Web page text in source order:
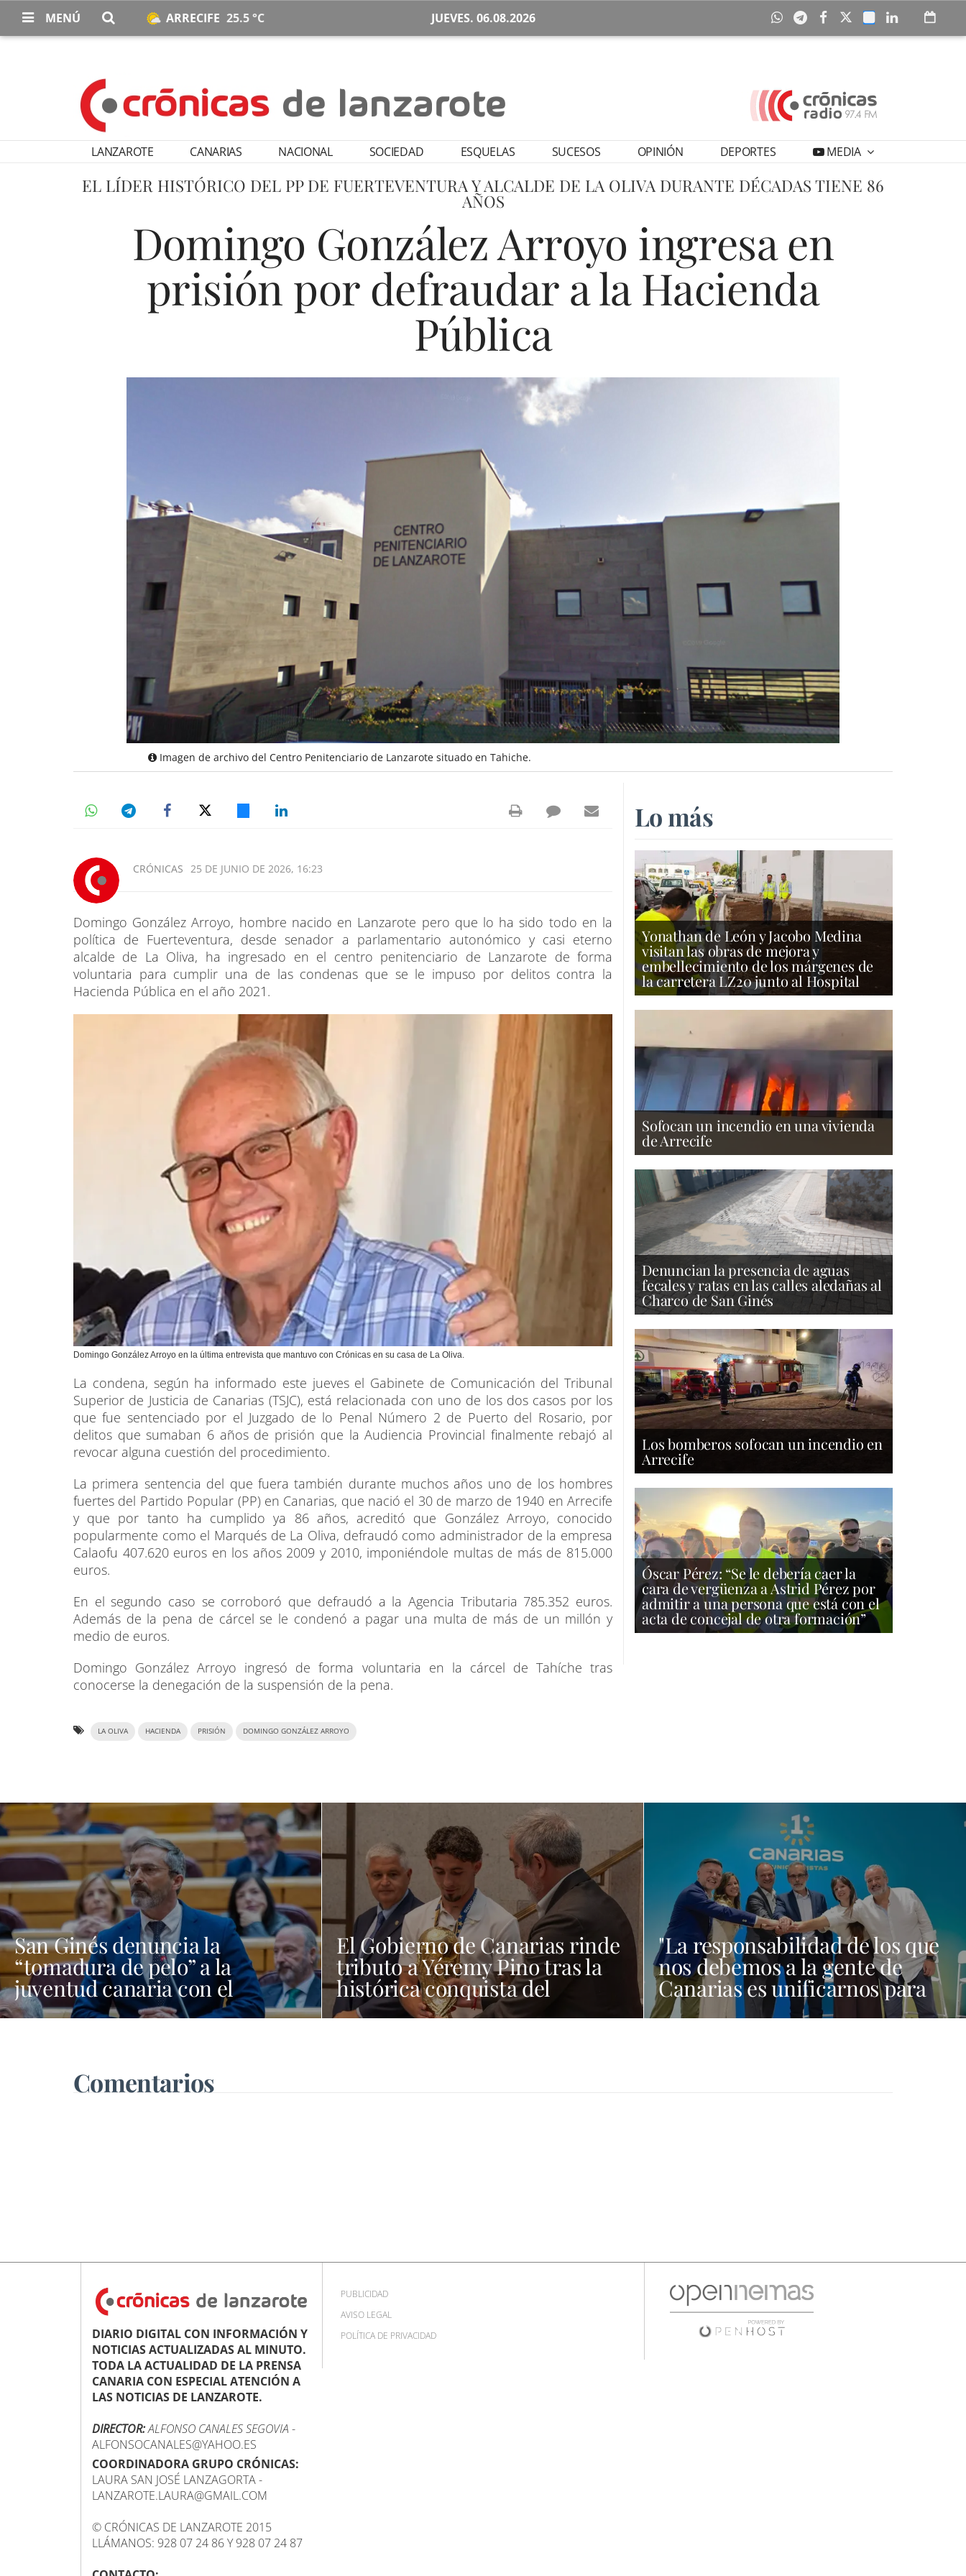
MENÚ ARRECIFE 25.5 °C JUEVES. 06.08.2026
LANZAROTE CANARIAS NACIONAL SOCIEDAD ESQUELAS SUCESOS OPINIÓN DEPORTES MEDIA
EL LÍDER HISTÓRICO DEL PP DE FUERTEVENTURA Y ALCALDE DE LA OLIVA DURANTE DÉCADAS TIENE 86
AÑOS
Domingo González Arroyo ingresa en
prisión por defraudar a la Hacienda
Pública
Imagen de archivo del Centro Penitenciario de Lanzarote situado en Tahiche.
CRÓNICAS 25 DE JUNIO DE 2026, 16:23
Domingo González Arroyo, hombre nacido en Lanzarote pero que lo ha sido todo en la
política de Fuerteventura, desde senador a parlamentario autonómico y casi eterno
alcalde de La Oliva, ha ingresado en el centro penitenciario de Lanzarote de forma
voluntaria para cumplir una de las condenas que se le impuso por delitos contra la
Hacienda Pública en el año 2021.
Domingo González Arroyo en la última entrevista que mantuvo con Crónicas en su casa de La Oliva.
La condena, según ha informado este jueves el Gabinete de Comunicación del Tribunal
Superior de Justicia de Canarias (TSJC), está relacionada con uno de los dos casos por los
que fue sentenciado por el Juzgado de lo Penal Número 2 de Puerto del Rosario, por
delitos que sumaban 6 años de prisión que la Audiencia Provincial finalmente rebajó al
revocar alguna cuestión del procedimiento.
La primera sentencia del que fuera también durante muchos años uno de los hombres
fuertes del Partido Popular (PP) en Canarias, que nació el 30 de marzo de 1940 en Arrecife
y que por tanto ha cumplido ya 86 años, acreditó que González Arroyo, conocido
popularmente como el Marqués de La Oliva, defraudó como administrador de la empresa
Calaofu 407.620 euros en los años 2009 y 2010, imponiéndole multas de más de 815.000
euros.
En el segundo caso se corroboró que defraudó a la Agencia Tributaria 785.352 euros.
Además de la pena de cárcel se le condenó a pagar una multa de más de un millón y
medio de euros.
Domingo González Arroyo ingresó de forma voluntaria en la cárcel de Tahíche tras
conocerse la denegación de la suspensión de la pena.
LA OLIVA HACIENDA PRISIÓN DOMINGO GONZÁLEZ ARROYO
Lo más
Yonathan de León y Jacobo Medina
visitan las obras de mejora y
embellecimiento de los márgenes de
la carretera LZ20 junto al Hospital
Sofocan un incendio en una vivienda
de Arrecife
Denuncian la presencia de aguas
fecales y ratas en las calles aledañas al
Charco de San Ginés
Los bomberos sofocan un incendio en
Arrecife
Óscar Pérez: “Se le debería caer la
cara de vergüenza a Astrid Pérez por
admitir a una persona que está con el
acta de concejal de otra formación”
San Ginés denuncia la
“tomadura de pelo” a la
juventud canaria con el
programa Verano Joven
El Gobierno de Canarias rinde
tributo a Yéremy Pino tras la
histórica conquista del
Mundial de Fútbol
"La responsabilidad de los que
nos debemos a la gente de
Canarias es unificarnos para
ser fuertes aquí, en Madrid y
Comentarios
DIARIO DIGITAL CON INFORMACIÓN Y
NOTICIAS ACTUALIZADAS AL MINUTO.
TODA LA ACTUALIDAD DE LA PRENSA
CANARIA CON ESPECIAL ATENCIÓN A
LAS NOTICIAS DE LANZAROTE.
DIRECTOR:ALFONSO CANALES SEGOVIA -
ALFONSOCANALES@YAHOO.ES
COORDINADORA GRUPO CRÓNICAS:
LAURA SAN JOSÉ LANZAGORTA -
LANZAROTE.LAURA@GMAIL.COM
© CRÓNICAS DE LANZAROTE 2015
LLÁMANOS: 928 07 24 86 Y 928 07 24 87
PUBLICIDAD
AVISO LEGAL
POLÍTICA DE PRIVACIDAD